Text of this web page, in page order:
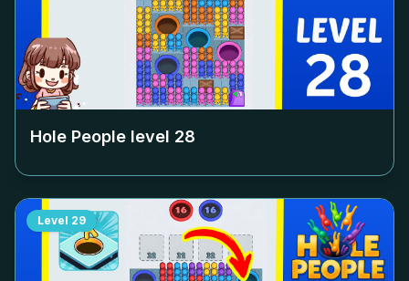
Hole People level 28
Level 29